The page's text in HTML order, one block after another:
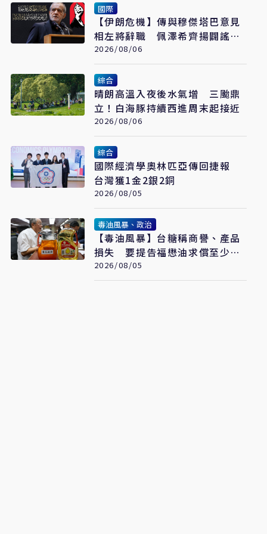
國際
【伊朗危機】傳與穆傑塔巴意見
相左將辭職 佩澤希齊揚闢謠堅
稱會繼續總統職務
2026/08/06
綜合
晴朗高溫入夜後水氣增 三颱鼎
立！白海豚持續西進周末起接近
2026/08/06
綜合
國際經濟學奧林匹亞傳回捷報
台灣獲1金2銀2銅
2026/08/05
毒油風暴、政治
【毒油風暴】台糖稱商譽、產品
損失 要提告福懋油求償至少
2.43億元
2026/08/05